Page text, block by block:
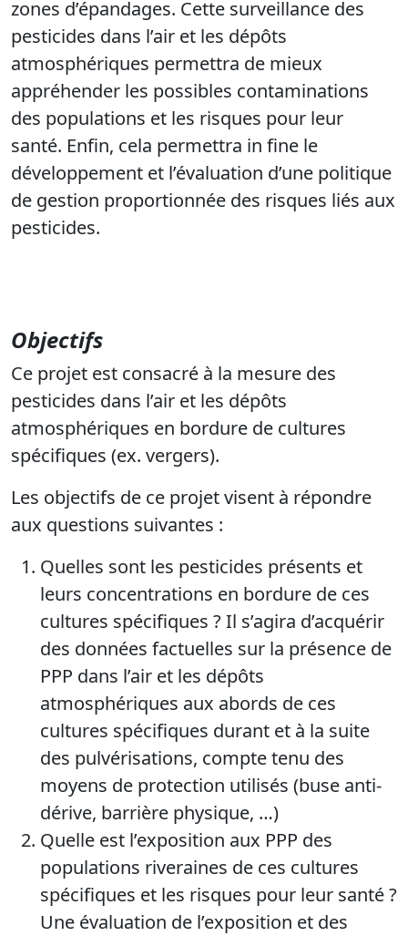
zones d’épandages. Cette surveillance des
pesticides dans l’air et les dépôts
atmosphériques permettra de mieux
appréhender les possibles contaminations
des populations et les risques pour leur
santé. Enfin, cela permettra in fine le
développement et l’évaluation d’une politique
de gestion proportionnée des risques liés aux
pesticides.
Objectifs
Ce projet est consacré à la mesure des
pesticides dans l’air et les dépôts
atmosphériques en bordure de cultures
spécifiques (ex. vergers).
Les objectifs de ce projet visent à répondre
aux questions suivantes :
Quelles sont les pesticides présents et
leurs concentrations en bordure de ces
cultures spécifiques ? Il s’agira d’acquérir
des données factuelles sur la présence de
PPP dans l’air et les dépôts
atmosphériques aux abords de ces
cultures spécifiques durant et à la suite
des pulvérisations, compte tenu des
moyens de protection utilisés (buse anti-
dérive, barrière physique, …)
Quelle est l’exposition aux PPP des
populations riveraines de ces cultures
spécifiques et les risques pour leur santé ?
Une évaluation de l’exposition et des